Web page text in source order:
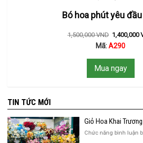
Bó hoa phút yêu
1,500,000VND 1,400,000
Mã:A290
Mua ngay
TIN TỨC MỚI
Giỏ Hoa Khai
Chức năng bình luận